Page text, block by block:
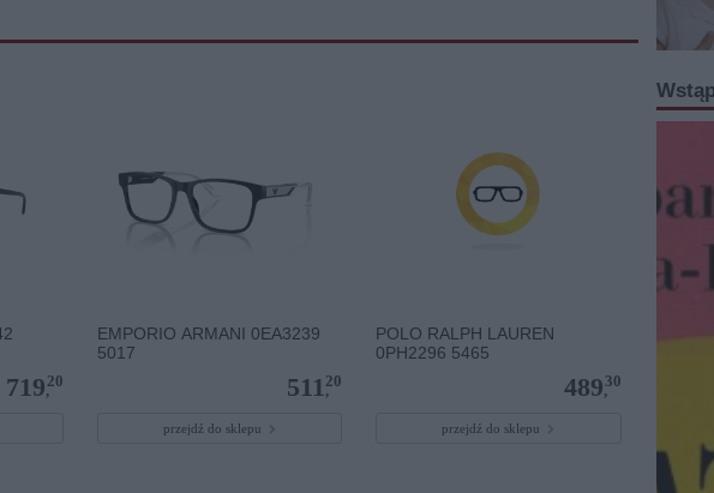
719,
20
EMPORIO ARMANI 0EA3239
5017
511 ,
20
przejdź do sklepu
POLO RALPH LAUREN
0PH2296 5465
489,
30
przejdź do sklepu